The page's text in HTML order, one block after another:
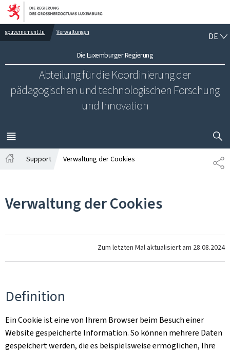
Zur Hauptnavigation
Zum Inhalt
gouvernement.lu Verwaltungen
Die Luxemburger Regierung
Abteilung für die Koordinierung der
pädagogischen und technologischen Forschung
und Innovation
DE
MENÜ
HAUPT-
Support Verwaltung der Cookies
Verwaltung der Cookies
Zum letzten Mal aktualisiert am 28.08.2024
Definition
Ein Cookie ist eine von Ihrem Browser beim Besuch einer
Website gespeicherte Information. So können mehrere Daten
gespeichert werden, die es beispielsweise ermöglichen, Ihre